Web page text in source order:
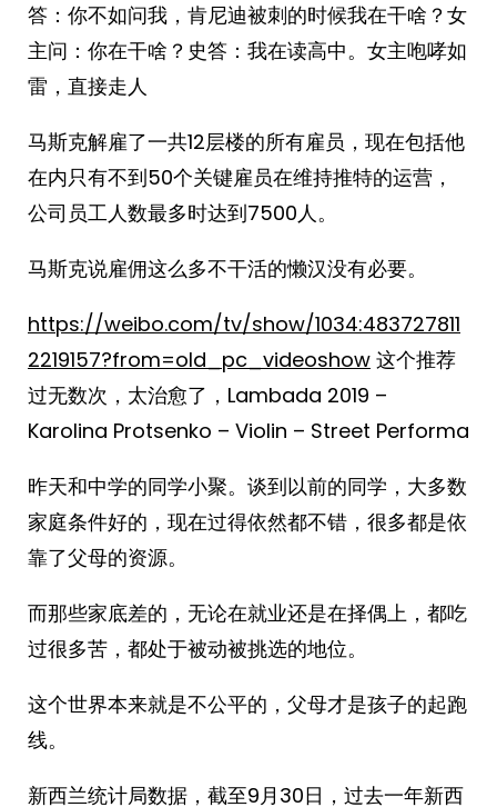
答：你不如问我，肯尼迪被刺的时候我在干啥？女
主问：你在干啥？史答：我在读高中。女主咆哮如
雷，直接走人
马斯克解雇了一共12层楼的所有雇员，现在包括他
在内只有不到50个关键雇员在维持推特的运营，
公司员工人数最多时达到7500人。
马斯克说雇佣这么多不干活的懒汉没有必要。
https://weibo.com/tv/show/1034:483727811
2219157?from=old_pc_videoshow 这个推荐
过无数次，太治愈了，Lambada 2019 –
Karolina Protsenko – Violin – Street Performa
昨天和中学的同学小聚。谈到以前的同学，大多数
家庭条件好的，现在过得依然都不错，很多都是依
靠了父母的资源。
而那些家底差的，无论在就业还是在择偶上，都吃
过很多苦，都处于被动被挑选的地位。
这个世界本来就是不公平的，父母才是孩子的起跑
线。 ​​​
新西兰统计局数据，截至9月30日，过去一年新西